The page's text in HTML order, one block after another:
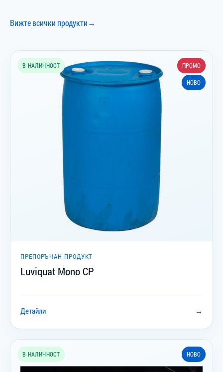
Вижте всички продукти→
В НАЛИЧНОСТ ПРОМО
НОВО
ПРЕПОРЪЧАН ПРОДУКТ
Luviquat Mono CP
Детайли →
В НАЛИЧНОСТ НОВО